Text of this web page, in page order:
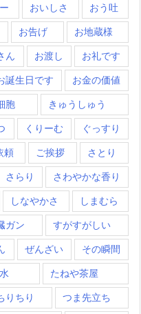
おいしさ おう吐
お告げ お地蔵様
ん お渡し お礼です
誕生日です お金の価値
胞 きゅうしゅう
くりーむ ぐっすり
頼 ご挨拶 さとり
さらり さわやかな香り
しなやかさ しまむら
ガン すがすがしい
ぜんざい その瞬間
たねや茶屋
りちり つま先立ち